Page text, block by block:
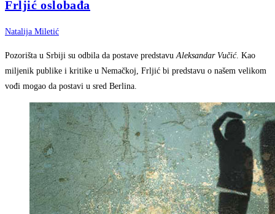
Frljić oslobađa
Natalija Miletić
Pozorišta u Srbiji su odbila da postave predstavu Aleksandar Vučić. Kao
miljenik publike i kritike u Nemačkoj, Frljić bi predstavu o našem velikom
vođi mogao da postavi u sred Berlina.